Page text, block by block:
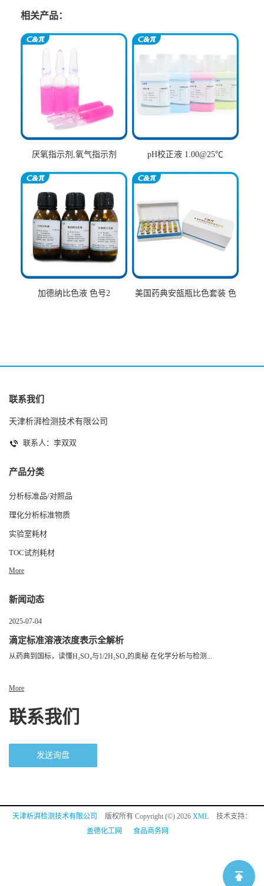
相关产品：
厌氧指示剂,氧气指示剂 pH校正液 1.00@25℃
加德纳比色液 色号2
美国药典安瓿瓶比色套装 色
联系我们
天津析湃检测技术有限公司
联系人：李双双
产品分类
分析标准品/对照品
理化分析标准物质
实验室耗材
TOC试剂耗材
More
新闻动态
2025-07-04
滴定标准溶液浓度表示全解析
从药典到国标，读懂H₂SO₄与1/2H₂SO₄的奥秘 在化学分析与检测...
More
联系我们
发送询盘
天津析湃检测技术有限公司 版权所有 Copyright (©) 2026 XML
技术支持：
盖德化工网
食品商务网